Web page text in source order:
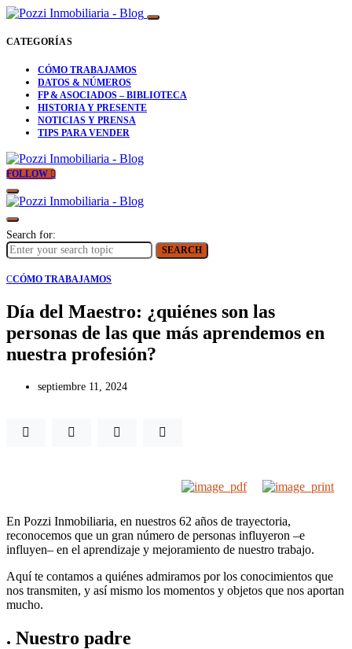
CATEGORÍAS
CÓMO TRABAJAMOS
DATOS & NÚMEROS
FP & ASOCIADOS – BIBLIOTECA
HISTORIA Y PRESENTE
NOTICIAS Y PRENSA
TIPS PARA VENDER
FOLLOW
Search for:
SEARCH
CCÓMO TRABAJAMOS
Día del Maestro: ¿quiénes son las
personas de las que más aprendemos en
nuestra profesión?
septiembre 11, 2024
En Pozzi Inmobiliaria, en nuestros 62 años de trayectoria,
reconocemos que un gran número de personas influyeron –e
influyen– en el aprendizaje y mejoramiento de nuestro trabajo.
Aquí te contamos a quiénes admiramos por los conocimientos que
nos transmiten, y así mismo los momentos y objetos que nos aportan
mucho.
. Nuestro padre